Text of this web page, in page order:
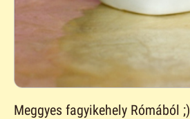
Meggyes fagyikehely Rómából ;)